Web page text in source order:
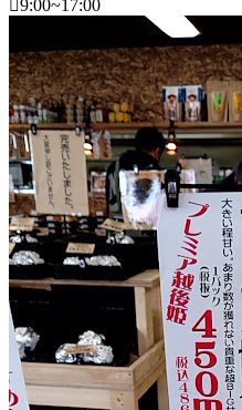
2022
月
20
日
直
所
ね
っ
と
9:00~17:00
潟
県
フ
ァ
ー
マ
ー
ズ
マ
ー
ケ
ッ
ト
2022